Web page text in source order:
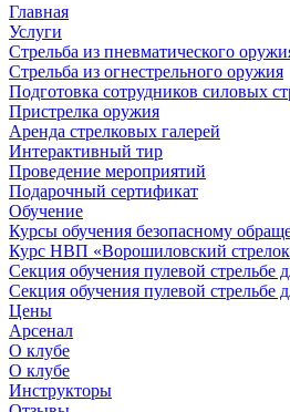
Главная
Услуги
Стрельба из пневматического
Стрельба из огнестрельного оружия
Подготовка сотрудников силовых
Пристрелка оружия
Аренда стрелковых галерей
Интерактивный тир
Проведение мероприятий
Подарочный сертификат
Обучение
Курсы обучения безопасному
Курс НВП «Ворошиловский
Секция обучения пулевой стрельбе
Секция обучения пулевой стрельбе
Цены
Арсенал
О клубе
О клубе
Инструкторы